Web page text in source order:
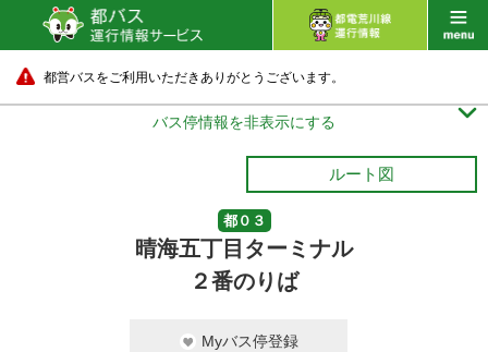
都営バスをご利用いただきありがとうございます。
バス停情報を非表示にする 
ルート図
都０３
晴海五丁目ターミナル
２番のりば
Myバス停登録